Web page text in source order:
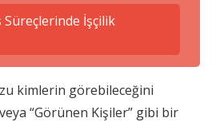
İşçilik
kimlerin görebileceğini
“Görünen Kişiler” gibi bir